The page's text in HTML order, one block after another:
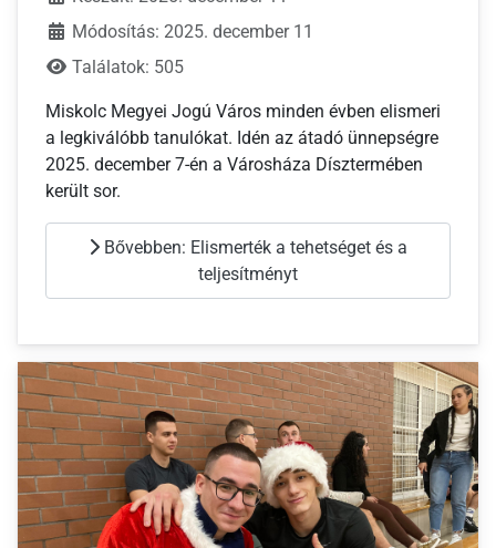
Módosítás: 2025. december 11
Találatok: 505
Miskolc Megyei Jogú Város minden évben elismeri
a legkiválóbb tanulókat. Idén az átadó ünnepségre
2025. december 7-én a Városháza Dísztermében
került sor.
Bővebben: Elismerték a tehetséget és a
teljesítményt